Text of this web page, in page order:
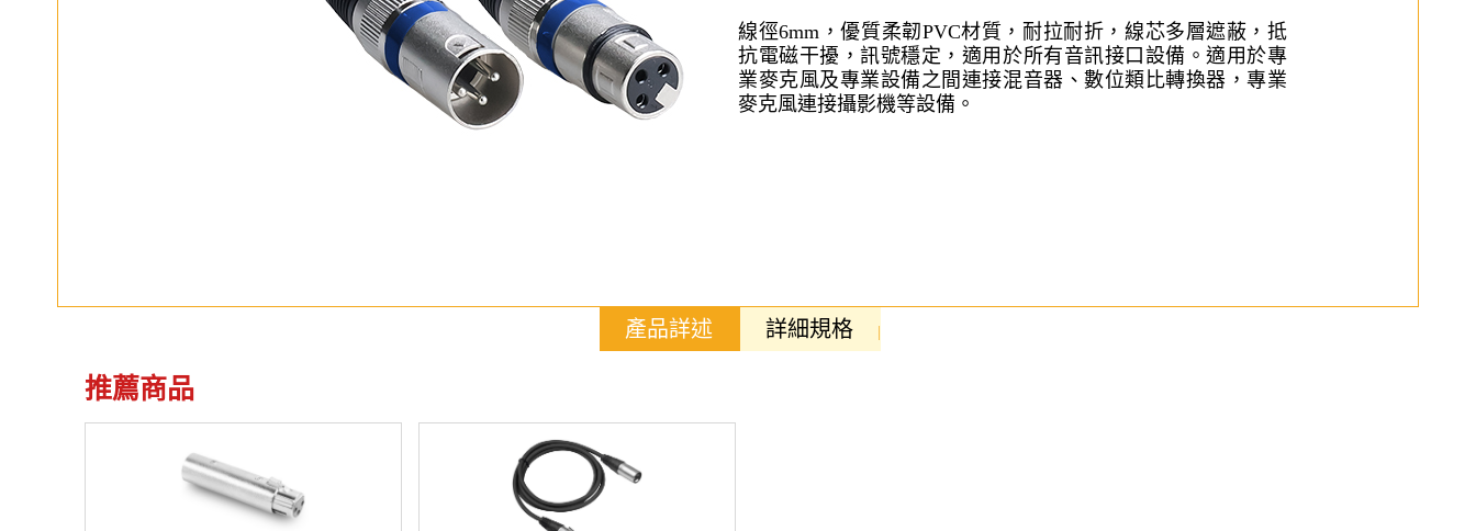
線徑6mm，優質柔韌PVC材質，耐拉耐折，線芯多層遮蔽，抵
抗電磁干擾，訊號穩定，適用於所有音訊接口設備。適用於專
業麥克風及專業設備之間連接混音器、數位類比轉換器，專業
麥克風連接攝影機等設備。
產品詳述 詳細規格
推薦商品